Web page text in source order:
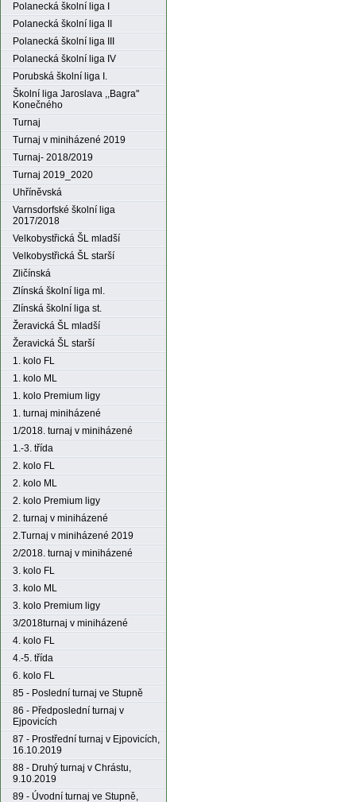
Polanecká školní liga I
Polanecká školní liga II
Polanecká školní liga III
Polanecká školní liga IV
Porubská školní liga I.
Školní liga Jaroslava ,,Bagra"
Konečného
Turnaj
Turnaj v miniházené 2019
Turnaj- 2018/2019
Turnaj 2019_2020
Uhříněvská
Varnsdorfské školní liga
2017/2018
Velkobystřická ŠL mladší
Velkobystřická ŠL starší
Zličínská
Zlínská školní liga ml.
Zlínská školní liga st.
Žeravická ŠL mladší
Žeravická ŠL starší
1. kolo FL
1. kolo ML
1. kolo Premium ligy
1. turnaj miniházené
1/2018. turnaj v miniházené
1.-3. třída
2. kolo FL
2. kolo ML
2. kolo Premium ligy
2. turnaj v miniházené
2.Turnaj v miniházené 2019
2/2018. turnaj v miniházené
3. kolo FL
3. kolo ML
3. kolo Premium ligy
3/2018turnaj v miniházené
4. kolo FL
4.-5. třída
6. kolo FL
85 - Poslední turnaj ve Stupně
86 - Předposlední turnaj v
Ejpovicích
87 - Prostřední turnaj v Ejpovicích,
16.10.2019
88 - Druhý turnaj v Chrástu,
9.10.2019
89 - Úvodní turnaj ve Stupně,